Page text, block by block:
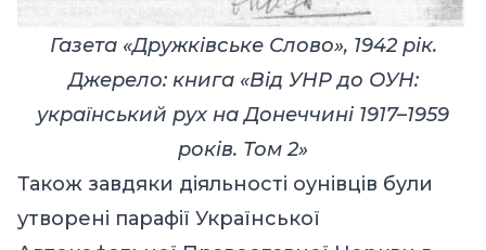
Газета «Дружківське Слово», 1942 рік.
Джерело: книга «Від УНР до ОУН:
український рух на Донеччині 1917–1959
років. Том 2»
Також завдяки діяльності оунівців були
утворені парафії Української